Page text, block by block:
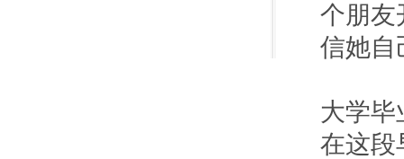
个朋友
信她自
大学
在这段